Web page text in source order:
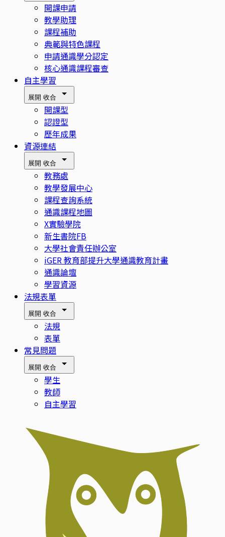
開課申請
教學助理
課程補助
典範與特色課程
申請通識學分認定
核心通識課程審查
自主學習
展開 收合
開課型
認證型
歷年成果
資源連結
展開 收合
教務處
教學發展中心
課程查詢系統
通識課程地圖
X實驗學院
新生書院FB
大學社會責任辦公室
iGER 教育部提升大學通識教育計畫
通識論壇
學習資源
法規表單
展開 收合
法規
表單
常見問題
展開 收合
學生
教師
自主學習